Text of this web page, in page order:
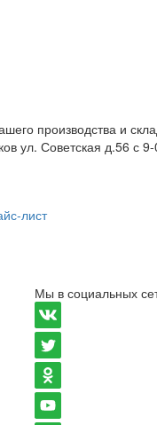
производства и
ул. Советская д.56 с
лист
Мы в социальных